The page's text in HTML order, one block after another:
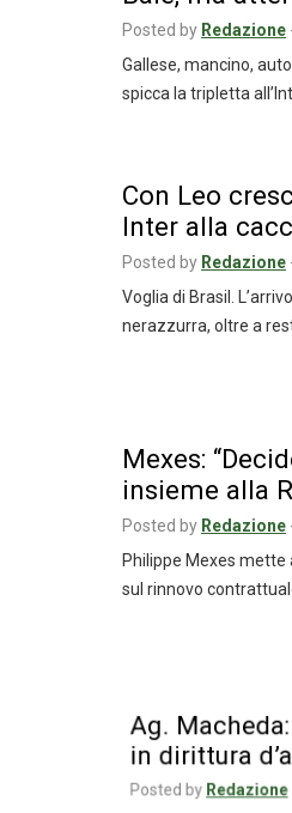
Posted by Redazione
Gallese, mancino,
spicca la tripletta
Con Leo
Inter alla
Posted by Redazione
Voglia di Brasil.
nerazzurra, oltre a
Mexes:
insieme alla
Posted by Redazione
Philippe Mexes
sul rinnovo
Ag.
in dirittura
Posted byRedazione